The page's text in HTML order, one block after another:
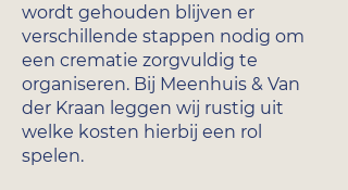
wordt gehouden blijven er
verschillende stappen nodig om
een crematie zorgvuldig te
organiseren. Bij Meenhuis & Van
der Kraan leggen wij rustig uit
welke kosten hierbij een rol
spelen.